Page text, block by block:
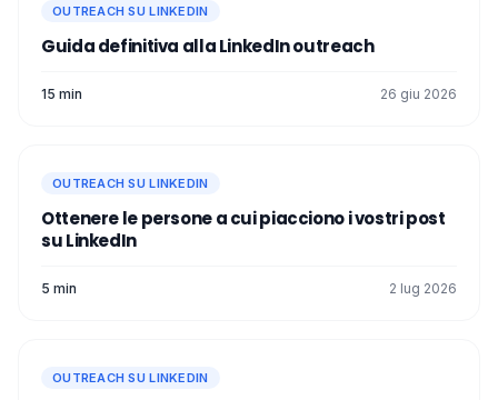
OUTREACH SU LINKEDIN
Guida definitiva alla LinkedIn outreach
15 min 26 giu 2026
OUTREACH SU LINKEDIN
Ottenere le persone a cui piacciono i vostri post
su LinkedIn
5 min 2 lug 2026
OUTREACH SU LINKEDIN